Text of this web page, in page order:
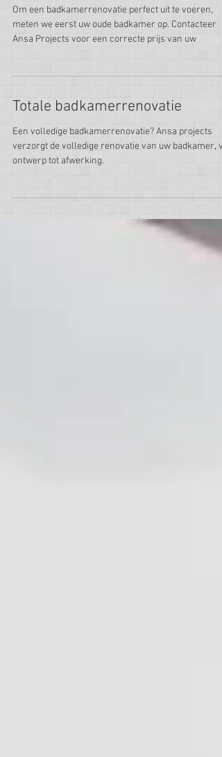
Badkamerrenovatie
Om een badkamerrenovatie perfect uit te voeren,
Ansa Projects voor een correcte prijs van uw
Totale badkamerrenovatie
Een volledige badkamerrenovatie? Ansa projects
ontwerp tot afwerking.